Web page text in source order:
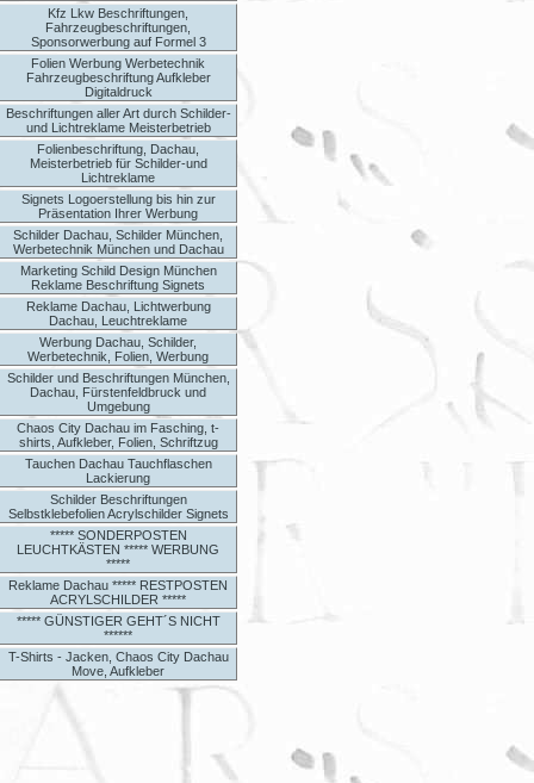
Kfz Lkw Beschriftungen,
Fahrzeugbeschriftungen,
Sponsorwerbung auf Formel 3
Folien Werbung Werbetechnik
Fahrzeugbeschriftung Aufkleber
Digitaldruck
Beschriftungen aller Art durch Schilder-
und Lichtreklame Meisterbetrieb
Folienbeschriftung, Dachau,
Meisterbetrieb für Schilder-und
Lichtreklame
Signets Logoerstellung bis hin zur
Präsentation Ihrer Werbung
Schilder Dachau, Schilder München,
Werbetechnik München und Dachau
Marketing Schild Design München
Reklame Beschriftung Signets
Reklame Dachau, Lichtwerbung
Dachau, Leuchtreklame
Werbung Dachau, Schilder,
Werbetechnik, Folien, Werbung
Schilder und Beschriftungen München,
Dachau, Fürstenfeldbruck und
Umgebung
Chaos City Dachau im Fasching, t-
shirts, Aufkleber, Folien, Schriftzug
Tauchen Dachau Tauchflaschen
Lackierung
Schilder Beschriftungen
Selbstklebefolien Acrylschilder Signets
***** SONDERPOSTEN
LEUCHTKÄSTEN ***** WERBUNG
*****
Reklame Dachau ***** RESTPOSTEN
ACRYLSCHILDER *****
***** GÜNSTIGER GEHT´S NICHT
******
T-Shirts - Jacken, Chaos City Dachau
Move, Aufkleber